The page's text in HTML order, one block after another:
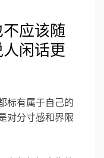
应该随
闲话更
标有属于自己的
对分寸感和界限